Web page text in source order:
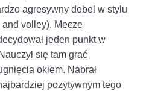
agresywny debel w stylu
volley). Mecze
jeden punkt w
się tam grać
okiem. Nabrał
pozytywnym tego